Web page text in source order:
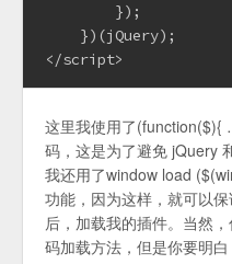
        });
    })(jQuery);
</script>
这里我使用了
码，这是为了避免 jQuery
我还用了window load
功能，因为这样，就可以
后，加载我的插件。当然
码加载方法，但是你要明